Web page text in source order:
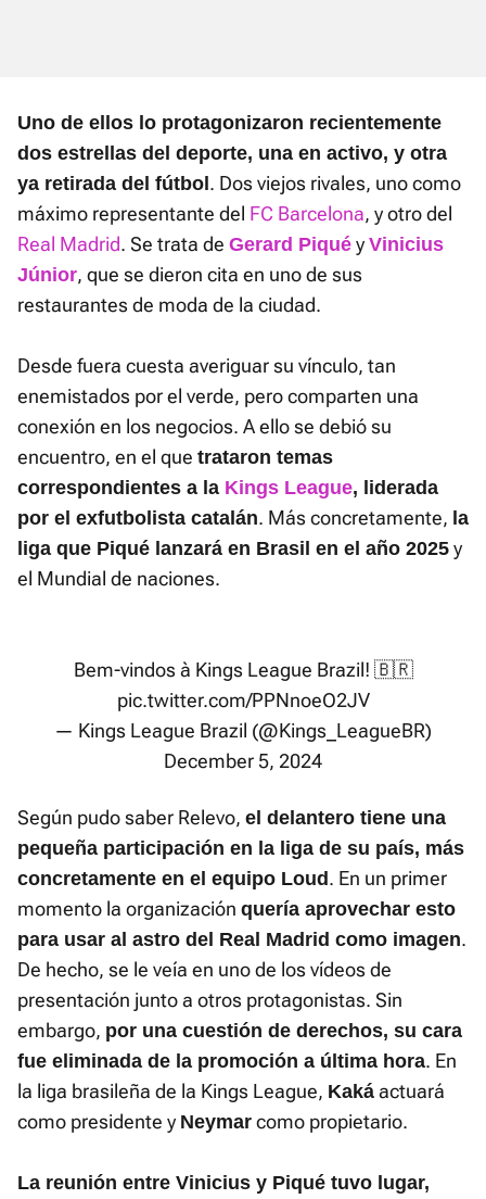
Uno de ellos lo protagonizaron recientemente
dos estrellas del deporte, una en activo, y otra
ya retirada del fútbol . Dos viejos rivales, uno como
máximo representante del FC Barcelona, y otro del
Real Madrid. Se trata de Gerard Piqué y Vinicius
Júnior, que se dieron cita en uno de sus
restaurantes de moda de la ciudad.
Desde fuera cuesta averiguar su vínculo, tan
enemistados por el verde, pero comparten una
conexión en los negocios. A ello se debió su
encuentro, en el que trataron temas
correspondientes a la Kings League, liderada
por el exfutbolista catalán. Más concretamente, la
liga que Piqué lanzará en Brasil en el año 2025 y
el Mundial de naciones.
Bem-vindos à Kings League Brazil! 🇧🇷
pic.twitter.com/PPNnoeO2JV
— Kings League Brazil (@Kings_LeagueBR)
December 5, 2024
Según pudo saber Relevo, el delantero tiene una
pequeña participación en la liga de su país, más
concretamente en el equipo Loud . En un primer
momento la organización quería aprovechar esto
para usar al astro del Real Madrid como imagen.
De hecho, se le veía en uno de los vídeos de
presentación junto a otros protagonistas. Sin
embargo, por una cuestión de derechos, su cara
fue eliminada de la promoción a última hora. En
la liga brasileña de la Kings League, Kaká actuará
como presidente y Neymar como propietario.
La reunión entre Vinicius y Piqué tuvo lugar,